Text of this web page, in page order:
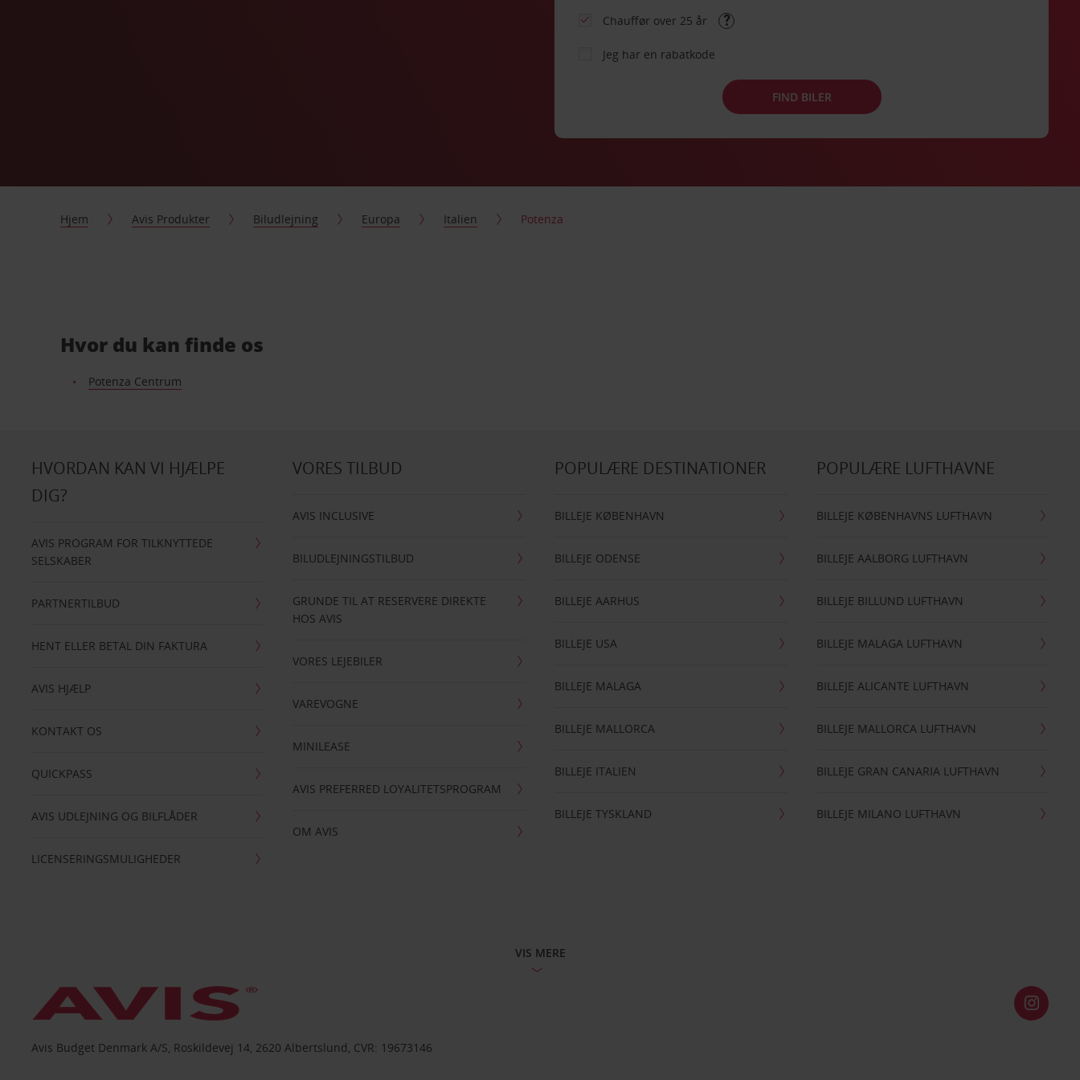
Chauffør over 25 år
Jeg har en rabatkode
FIND BILER
Hjem Avis Produkter Biludlejning Europa Italien Potenza
Hvor du kan finde os
Potenza Centrum
HVORDAN KAN VI HJÆLPE
DIG?
AVIS PROGRAM FOR TILKNYTTEDE
SELSKABER
PARTNERTILBUD
HENT ELLER BETAL DIN FAKTURA
AVIS HJÆLP
KONTAKT OS
QUICKPASS
AVIS UDLEJNING OG BILFLÅDER
LICENSERINGSMULIGHEDER
VORES TILBUD
AVIS INCLUSIVE
BILUDLEJNINGSTILBUD
GRUNDE TIL AT RESERVERE DIREKTE
HOS AVIS
VORES LEJEBILER
VAREVOGNE
MINILEASE
AVIS PREFERRED LOYALITETSPROGRAM
OM AVIS
POPULÆRE DESTINATIONER
BILLEJE KØBENHAVN
BILLEJE ODENSE
BILLEJE AARHUS
BILLEJE USA
BILLEJE MALAGA
BILLEJE MALLORCA
BILLEJE ITALIEN
BILLEJE TYSKLAND
POPULÆRE LUFTHAVNE
BILLEJE KØBENHAVNS LUFTHAVN
BILLEJE AALBORG LUFTHAVN
BILLEJE BILLUND LUFTHAVN
BILLEJE MALAGA LUFTHAVN
BILLEJE ALICANTE LUFTHAVN
BILLEJE MALLORCA LUFTHAVN
BILLEJE GRAN CANARIA LUFTHAVN
BILLEJE MILANO LUFTHAVN
VIS MERE
Avis Budget Denmark A/S, Roskildevej 14, 2620 Albertslund, CVR: 19673146